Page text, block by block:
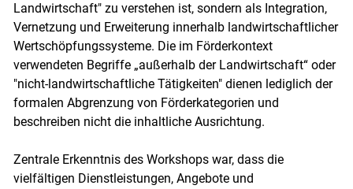
Landwirtschaft" zu verstehen ist, sondern als Integration,
Vernetzung und Erweiterung innerhalb landwirtschaftlicher
Wertschöpfungssysteme. Die im Förderkontext
verwendeten Begriffe „außerhalb der Landwirtschaft“ oder
"nicht-landwirtschaftliche Tätigkeiten" dienen lediglich der
formalen Abgrenzung von Förderkategorien und
beschreiben nicht die inhaltliche Ausrichtung.
Zentrale Erkenntnis des Workshops war, dass die
vielfältigen Dienstleistungen, Angebote und